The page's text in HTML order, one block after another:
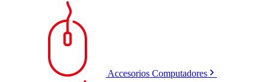
Accesorios Computadores